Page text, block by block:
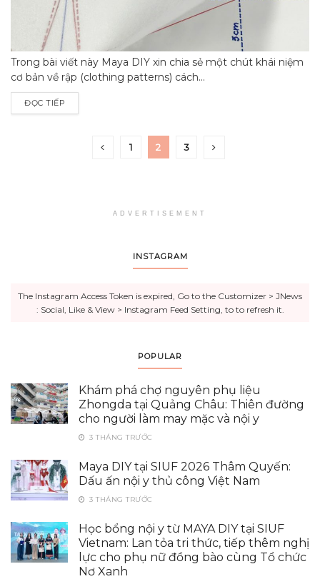
Trong bài viết này Maya DIY xin chia sẻ một chút khái niệm
cơ bản về rập (clothing patterns) cách...
ĐỌC TIẾP
1 2 3
ADVERTISEMENT
INSTAGRAM
The Instagram Access Token is expired, Go to the Customizer > JNews
: Social, Like & View > Instagram Feed Setting, to to refresh it.
POPULAR
Khám phá chợ nguyên phụ liệu
Zhongda tại Quảng Châu: Thiên đường
cho người làm may mặc và nội y
3 THÁNG TRƯỚC
Maya DIY tại SIUF 2026 Thâm Quyến:
Dấu ấn nội y thủ công Việt Nam
3 THÁNG TRƯỚC
Học bổng nội y từ MAYA DIY tại SIUF
Vietnam: Lan tỏa tri thức, tiếp thêm nghị
lực cho phụ nữ đồng bào cùng Tổ chức
Nơ Xanh